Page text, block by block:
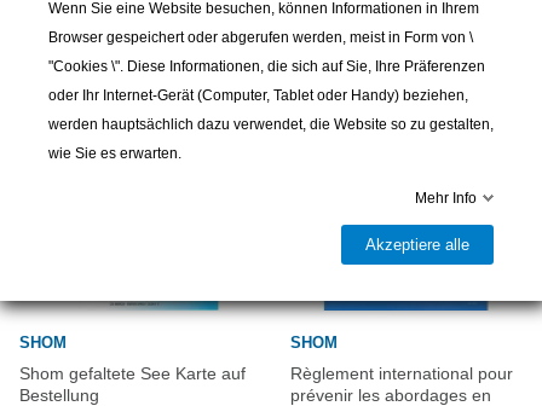
Herausgeber Imray
ISBN 9781786794956
Ausgabedatum 2023
Gedruckt und korrigiert im April 2024
Details zur Veröffentlichung Blattformat 640 x 900 mm.
SHOM
Shom gefaltete See Karte auf
Bestellung
SHOM
Règlement international pour
prévenir les abordages en
Wenn Sie eine Website besuchen, können Informationen in Ihrem
Browser gespeichert oder abgerufen werden, meist in Form von \
"Cookies \". Diese Informationen, die sich auf Sie, Ihre Präferenzen
oder Ihr Internet-Gerät (Computer, Tablet oder Handy) beziehen,
werden hauptsächlich dazu verwendet, die Website so zu gestalten,
wie Sie es erwarten.
Mehr Info
Akzeptiere alle